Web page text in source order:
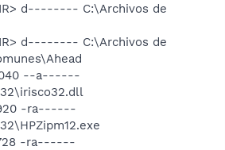
d-------- C:\Archivos de
d-------- C:\Archivos de
--a------
-ra------
-ra------